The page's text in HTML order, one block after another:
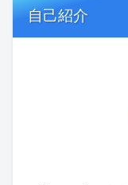
自己紹介